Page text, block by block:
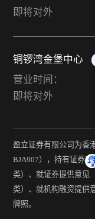
即将对外
铜锣湾金堡中心
营业时间：
即将对外
盈立证券有限公司为香
BJA907），持有证券交
类）、就证券提供意见
类）、就机构融资提供
牌照。